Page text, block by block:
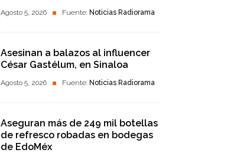
Agosto 5, 2026 Fuente: Noticias Radiorama
Asesinan a balazos al influencer
César Gastélum, en Sinaloa
Agosto 5, 2026 Fuente: Noticias Radiorama
Aseguran más de 249 mil botellas
de refresco robadas en bodegas
de EdoMéx